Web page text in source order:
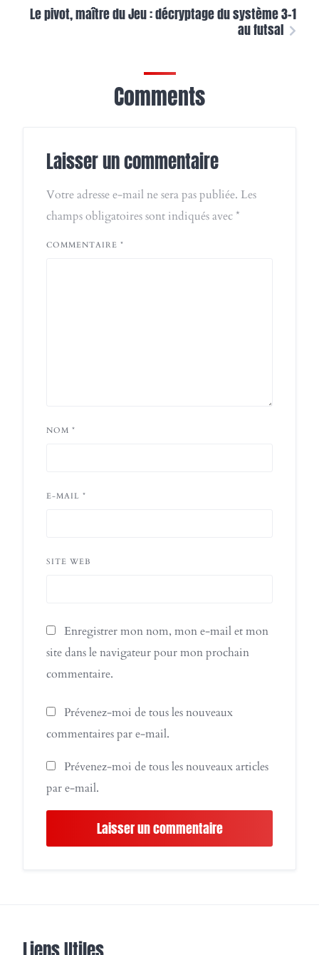
Le pivot, maître du Jeu : décryptage du système 3-1
au futsal
Comments
Laisser un commentaire
Votre adresse e-mail ne sera pas publiée. Les
champs obligatoires sont indiqués avec*
COMMENTAIRE *
NOM *
E-MAIL *
SITE WEB
Enregistrer mon nom, mon e-mail et mon
site dans le navigateur pour mon prochain
commentaire.
Prévenez-moi de tous les nouveaux
commentaires par e-mail.
Prévenez-moi de tous les nouveaux articles
par e-mail.